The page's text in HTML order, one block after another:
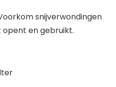
snijverwondingen
en gebruikt.